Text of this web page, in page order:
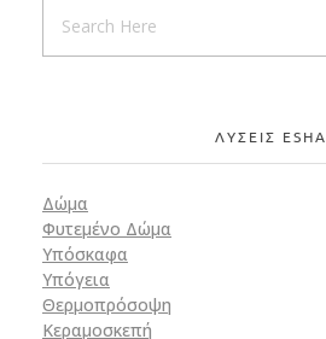
ΛΥΣΕΙΣ ESHA
Δώμα
Φυτεμένο Δώμα
Υπόσκαφα
Υπόγεια
Θερμοπρόσοψη
Κεραμοσκεπή